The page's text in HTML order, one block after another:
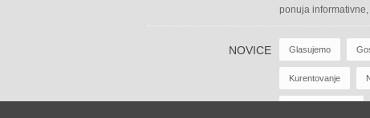
ponuja
NOVICE Glasujemo
Kurentovanje